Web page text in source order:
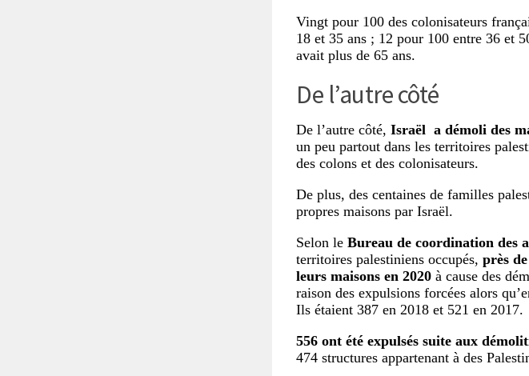
Vingt pour 100 des colonisateurs
18 et 35 ans ; 12 pour 100 entre 36 et
avait plus de 65 ans.
De l’autre côté
De l’autre côté, Israël a démoli des
un peu partout dans les territoires
des colons et des colonisateurs.
De plus, des centaines de familles
propres maisons par Israël.
Selon le Bureau de coordination des
territoires palestiniens occupés, près
leurs maisons en 2020 à cause des
raison des expulsions forcées alors
Ils étaient 387 en 2018 et 521 en 2017.
556 ont été expulsés suite aux
474 structures appartenant à des